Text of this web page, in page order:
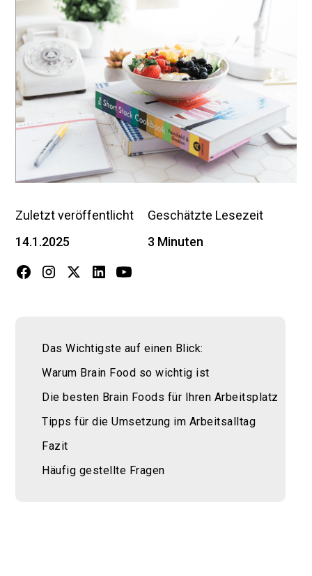
Zuletzt veröffentlicht
14.1.2025
Geschätzte Lesezeit
3 Minuten
Das Wichtigste auf einen Blick:
Warum Brain Food so wichtig ist
Die besten Brain Foods für Ihren Arbeitsplatz
Tipps für die Umsetzung im Arbeitsalltag
Fazit
Häufig gestellte Fragen